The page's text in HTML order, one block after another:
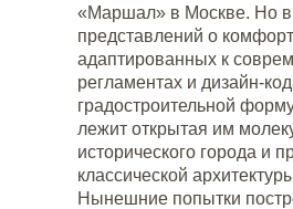
«Маршал» в Москве. Но в
представлений о
адаптированных к
регламентах и дизайн-
градостроительной
лежит открытая им
исторического города и
классической
Нынешние попытки